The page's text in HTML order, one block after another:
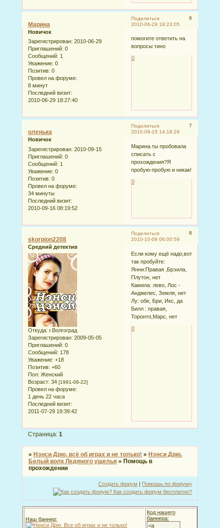
Поделиться
6
2010-06-29 18:23:05
Марина
Новичок
Зарегистрирован: 2010-06-29
Приглашений: 0
Сообщений: 1
Уважение: 0
Позитив: 0
Провел на форуме:
8 минут
Последний визит:
2010-06-29 18:27:40
помогите ответить на
вопросы тино
0
Поделиться
7
2010-09-15 14:18:26
оленька
Новичок
Зарегистрирован: 2010-09-15
Приглашений: 0
Сообщений: 1
Уважение: 0
Позитив: 0
Провел на форуме:
34 минуты
Последний визит:
2010-09-16 08:19:52
Марина.ты пробовала
списать с
прохождения?Я
пробую-пробую и никак!
0
Поделиться
8
2010-10-08 06:00:59
skorpion2208
Средний детектив
Откуда: г.Волгоград
Зарегистрирован: 2009-05-05
Приглашений: 0
Сообщений: 178
Уважение: +18
Позитив: +60
Пол: Женский
Возраст: 34 [1991-08-22]
Провел на форуме:
1 день 22 часа
Последний визит:
2011-07-29 19:39:42
Если кому ещё надо,вот
так пробуйте:
Янни:Правая ,Брэила,
Плутон, нет
Камила: лево, Лос -
Анджелес, Земля, нет
Лу: обе, Бри, Икс, да
Билл : правая,
Торонто,Марс, нет
0
Страница: 1
» Нэнси Дрю, всё об играх и не только! » Нэнси Дрю.
Белый волк Ледяного ущелья » Помощь в
прохождении
Создать форум | Помощь по форуму
Наш баннер:
Код нашего
баннера: